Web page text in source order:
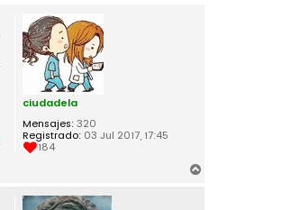
ciudadela
Mensajes: 320
Registrado: 03 Jul 2017, 17:45
184